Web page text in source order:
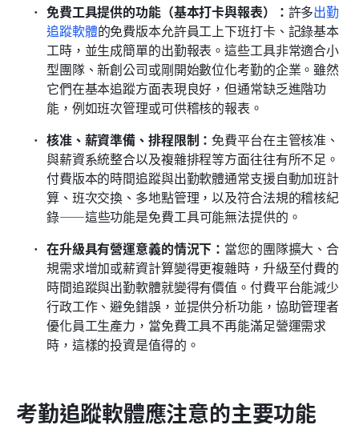
免費工具提供的功能（基本打卡與報表）： 許多出勤
追蹤軟體的免費版本允許員工上下班打卡、記錄基本
工時，並生成簡單的出勤報表。這些工具非常適合小
型團隊、新創公司或剛開始數位化考勤的企業。雖然
它們在基本追蹤方面表現良好，但通常缺乏進階功
能，例如班次管理或可供稽核的報表。
核准、薪資準備、排程限制： 免費平台在主管核准、
與薪資系統整合以及複雜排程等方面往往有所不足。
付費版本的時間追蹤與出勤軟體通常支援自動加班計
算、班次交換、多地點管理，以及符合法規的稽核紀
錄——這些功能是免費工具可能無法提供的。
在升級具有營運意義的情況下： 當您的團隊擴大、合
規需求增加或薪資計算變得更複雜時，升級至付費的
時間追蹤與出勤軟體就變得有價值。付費平台能減少
行政工作、避免錯誤，並提供分析功能，協助管理者
優化員工生產力，當免費工具不再能滿足營運需求
時，這樣的投資是值得的。
考勤追蹤軟體應注意的主要功能